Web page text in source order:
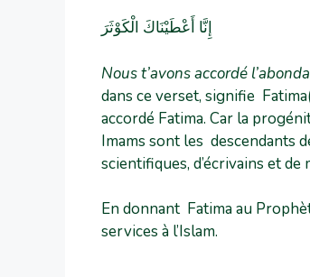
إِنَّا أَعْطَيْنَاكَ الْكَوْثَرَ
Nous t’avons accordé
dans ce verset, signifie
accordé Fatima. Car la
Imams sont les descendants
scientifiques, d’écrivains et
En donnant Fatima au
services à l’Islam.